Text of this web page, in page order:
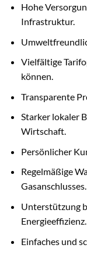
Hohe
Infrastruktur.
Vielfältige
können.
Transparente
Starker lokaler
Wirtschaft.
Persönlicher
Regelmäßige
Gasanschlusses.
Unterstützung
Energieeffizienz.
Einfaches und